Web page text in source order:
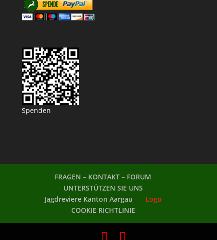
Spenden
FRAGEN – KONTAKT – FORUM
UNTERSTÜTZEN SIE UNS
Jagdreviere Kanton Aargau
Logo
COOKIE RICHTLINIE